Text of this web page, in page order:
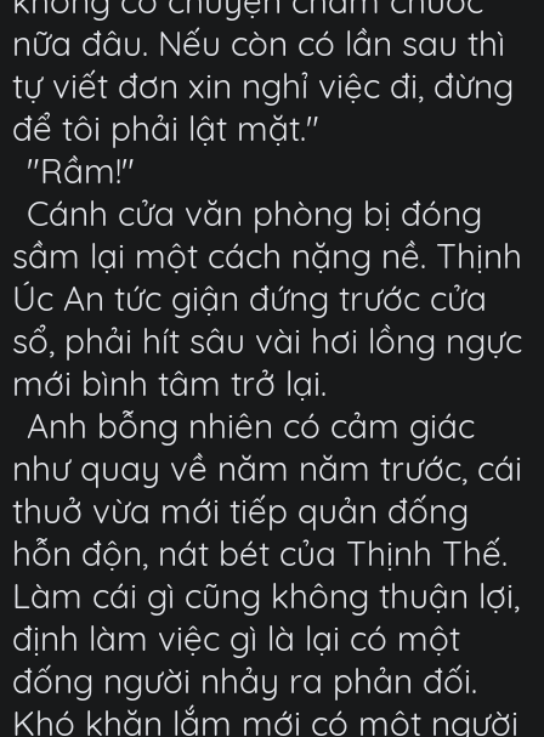
nữa đâu. Nếu còn có lần sau thì
tự viết đơn xin nghỉ việc đi, đừng
để tôi phải lật mặt."
"Rầm!"
Cánh cửa văn phòng bị đóng
sầm lại một cách nặng nề. Thịnh
Úc An tức giận đứng trước cửa
sổ, phải hít sâu vài hơi lồng ngực
mới bình tâm trở lại.
Anh bỗng nhiên có cảm giác
như quay về năm năm trước, cái
thuở vừa mới tiếp quản đống
hỗn độn, nát bét của Thịnh Thế.
Làm cái gì cũng không thuận lợi,
định làm việc gì là lại có một
đống người nhảy ra phản đối.
Khó khăn lắm mới có một người